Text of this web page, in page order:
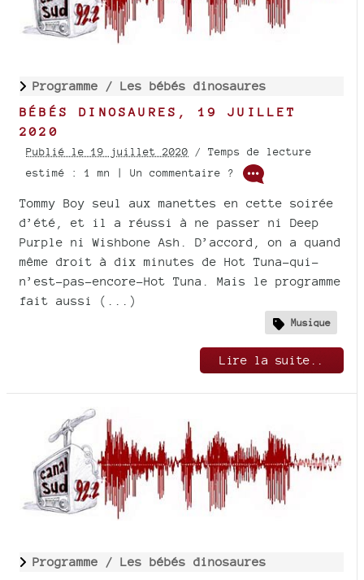
Programme / Les bébés dinosaures
BÉBÉS DINOSAURES, 19 JUILLET
2020
Publié le 19 juillet 2020 / Temps de lecture
estimé : 1 mn | Un commentaire ?
Tommy Boy seul aux manettes en cette soirée
d’été, et il a réussi à ne passer ni Deep
Purple ni Wishbone Ash. D’accord, on a quand
même droit à dix minutes de Hot Tuna-qui-
n’est-pas-encore-Hot Tuna. Mais le programme
fait aussi (...)
Musique
Lire la suite..
Programme / Les bébés dinosaures